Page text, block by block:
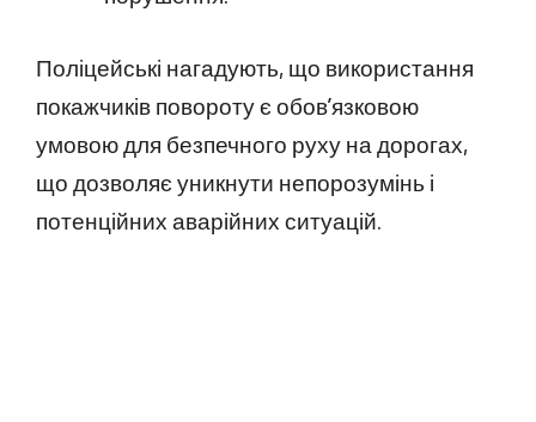
Поліцейські нагадують, що використання
покажчиків повороту є обов’язковою
умовою для безпечного руху на дорогах,
що дозволяє уникнути непорозумінь і
потенційних аварійних ситуацій.